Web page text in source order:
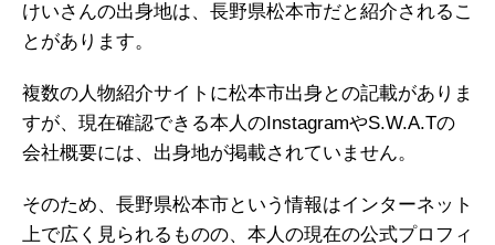
けいさんの出身地は、長野県松本市だと紹介されるこ
とがあります。
複数の人物紹介サイトに松本市出身との記載がありま
すが、現在確認できる本人のInstagramやS.W.A.Tの
会社概要には、出身地が掲載されていません。
そのため、長野県松本市という情報はインターネット
上で広く見られるものの、本人の現在の公式プロフィ